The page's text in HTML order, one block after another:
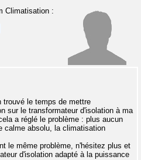
Climatisation :
trouvé le temps de mettre
sur le transformateur d'isolation à ma
a réglé le problème : plus aucun
calme absolu, la climatisation
le même problème, n'hésitez plus et
d'isolation adapté à la puissance